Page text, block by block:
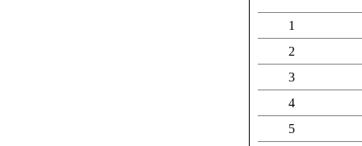
1
2
3
4
5